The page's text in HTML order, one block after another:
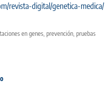
revista-digital/genetica-medica/
en genes prevención pruebas